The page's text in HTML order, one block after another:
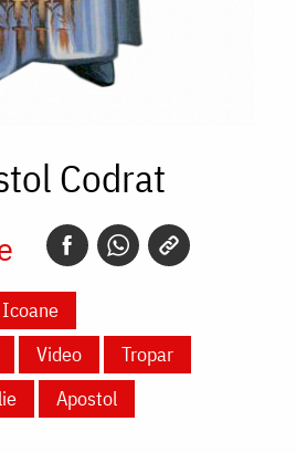
Codrat
Icoane
Video
Tropar
Apostol